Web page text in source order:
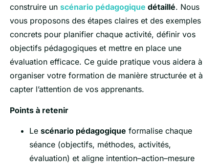
construire un scénario pédagogique détaillé. Nous
vous proposons des étapes claires et des exemples
concrets pour planifier chaque activité, définir vos
objectifs pédagogiques et mettre en place une
évaluation efficace. Ce guide pratique vous aidera à
organiser votre formation de manière structurée et à
capter l’attention de vos apprenants.
Points à retenir
Le scénario pédagogique formalise chaque
séance (objectifs, méthodes, activités,
évaluation) et aligne intention–action–mesure